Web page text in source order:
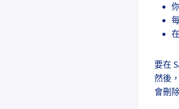
要在
然後
會刪